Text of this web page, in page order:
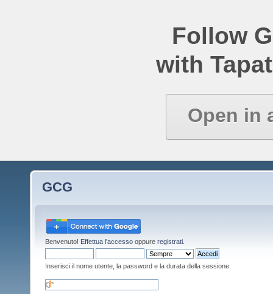
Follow
with
Open in
GCG
Benvenuto! Effettua l'accesso oppure registrati
Inserisci il nome utente, la password e la durata della sessione.